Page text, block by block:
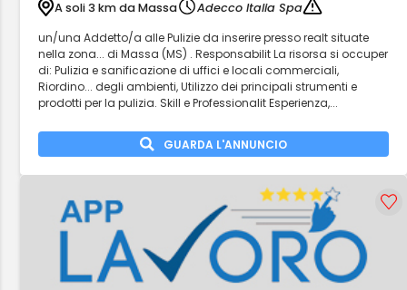
A soli 3 km da Massa
Adecco Italia Spa
un/una Addetto/a alle Pulizie da inserire presso realt situate
nella zona... di Massa (MS) . Responsabilit La risorsa si occuper
di: Pulizia e sanificazione di uffici e locali commerciali,
Riordino... degli ambienti, Utilizzo dei principali strumenti e
prodotti per la pulizia. Skill e Professionalit Esperienza,...
GUARDA L'ANNUNCIO